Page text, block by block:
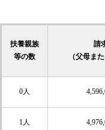
扶養親族
等の数
請
（父母ま
0人
1人